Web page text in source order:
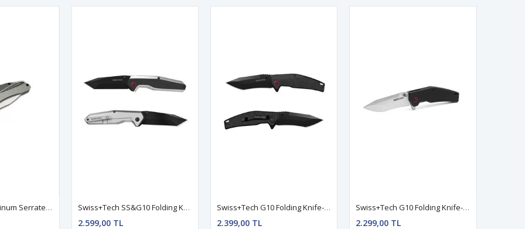
Swiss+Tech Aluminum Serrated Folding Knife ST014005 Swiss+Tech SS&G10 Folding Knife-Black TiNi ST014004
2.599,00 TL
Swiss+Tech G10 Folding Knife-Black TiNi ST014002
2.399,00 TL
Swiss+Tech G10 Folding Knife-Satin Polish ST014001
2.299,00 TL